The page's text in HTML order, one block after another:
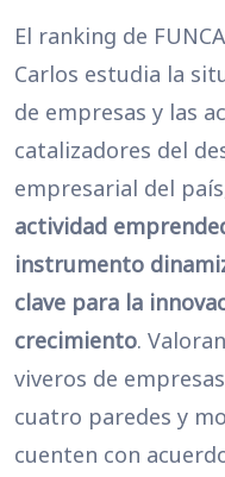
El ranking de
Carlos estudia la
de empresas y las
catalizadores del
empresarial del
actividad
instrumento
clave para la
crecimiento.
viveros de
cuatro paredes y
cuenten con